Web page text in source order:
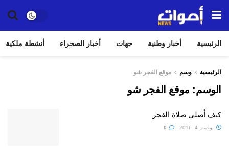
الرئيسية أخبار وطنية جهات أخبار الصحراء أنشطة ملكية
الرئيسية وسم موقع الفجر شو
الوسم: موقع الفجر شو
كيف أصلي صلاة الفجر
نوفمبر 4, 2016